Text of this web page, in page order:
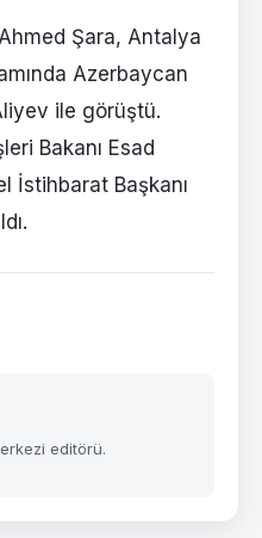
Şara, Antalya
Azerbaycan
ile görüştü.
Bakanı Esad
İstihbarat Başkanı
editörü.